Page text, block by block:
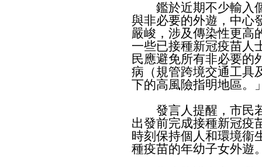
鑑於近期不少輸入個
與非必要的外遊，中心
嚴峻，涉及傳染性更高
一些已接種新冠疫苗人
民應避免所有非必要的
病（規管跨境交通工具
下的高風險指明地區。
發言人提醒，市民若
出發前完成接種新冠疫
時刻保持個人和環境衞
種疫苗的年幼子女外遊